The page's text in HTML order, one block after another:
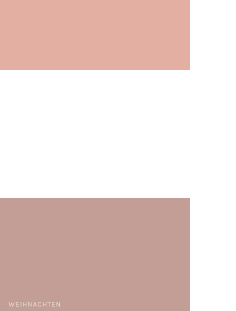
WEIHNACHTEN